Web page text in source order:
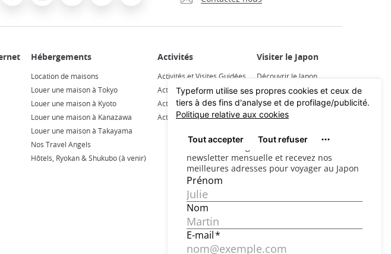
Location de maisons
Louer une maison à Tokyo
Louer une maison à Kyoto
Louer une maison à Kanazawa
Louer une maison à Takayama
Nos Travel Angels
Hôtels, Ryokan & Shukubo (à venir)
Activités et Visites Guidées
Activités à Tokyo
Activités à Kyoto
Activités à Osaka
Découvrir le Japon
Préparer son voyage
Voyager en train
Guides de voyages papier